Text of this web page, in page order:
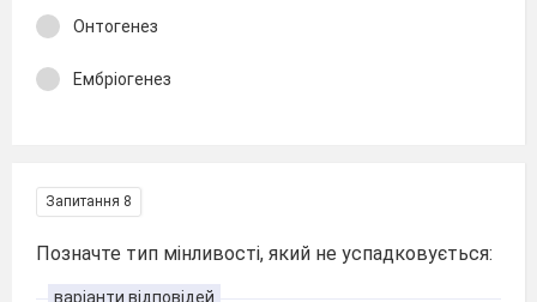
Онтогенез
Ембріогенез
Запитання 8
Позначте тип мінливості, який не успадковується:
варіанти відповідей